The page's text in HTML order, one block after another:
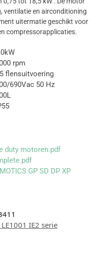
ventilatie en airconditioning
uitermatie geschikt voor
compressorapplicaties.
rpm
flensuitvoering
690Vac 50 Hz
duty motoren.pdf
GP SD DP XP
IE2 serie